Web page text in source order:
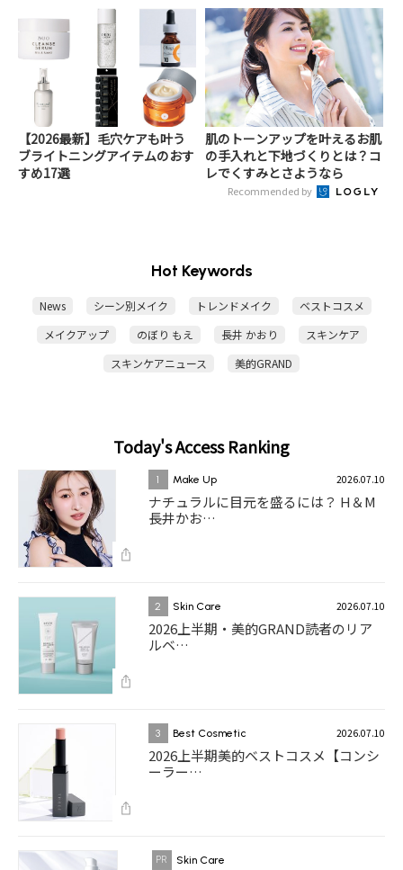
【2026最新】毛穴ケアも叶う
ブライトニングアイテムのおす
すめ17選
肌のトーンアップを叶えるお肌
の手入れと下地づくりとは？コ
レでくすみとさようなら
Recommended by
Hot Keywords
News シーン別メイク トレンドメイク
ベストコスメ
メイクアップ
のぼり もえ 長井 かおり
スキンケア
スキンケアニュース
美的GRAND
Today's Access Ranking
1 Make Up 2026.07.10
ナチュラルに目元を盛るには？ H＆M
長井かお…
2 Skin Care 2026.07.10
2026上半期・美的GRAND読者のリア
ルベ…
3 Best Cosmetic 2026.07.10
2026上半期美的ベストコスメ【コンシ
ーラー…
Skin Care